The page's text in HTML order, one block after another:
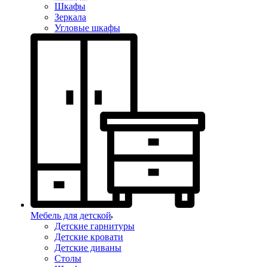
Шкафы
Зеркала
Угловые шкафы
Мебель для детской
Детские гарнитуры
Детские кровати
Детские диваны
Столы